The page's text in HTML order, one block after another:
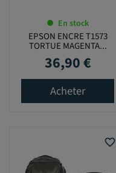
En stock
EPSON ENCRE T1573
TORTUE MAGENTA...
Prix
36,90 €
Acheter
favorite_border